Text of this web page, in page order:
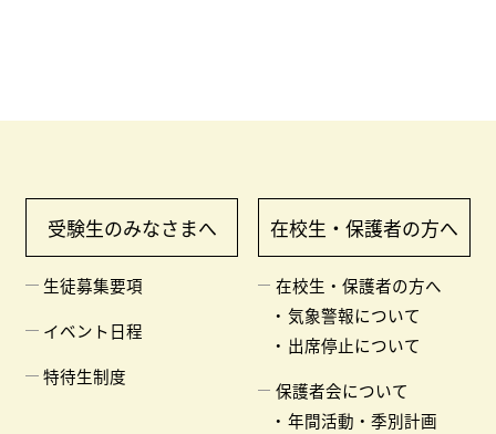
受験生のみなさまへ
生徒募集要項
イベント日程
特待生制度
在校生・保護者の方へ
在校生・保護者の方へ
気象警報について
出席停止について
保護者会について
年間活動・季別計画